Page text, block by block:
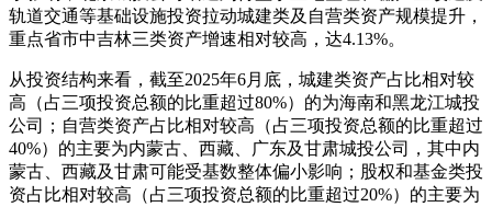
轨道交通等基础设施投资拉动城建类及自营类资产规模提升，
重点省市中吉林三类资产增速相对较高，达4.13%。
从投资结构来看，截至2025年6月底，城建类资产占比相对较
高（占三项投资总额的比重超过80%）的为海南和黑龙江城投
公司；自营类资产占比相对较高（占三项投资总额的比重超过
40%）的主要为内蒙古、西藏、广东及甘肃城投公司，其中内
蒙古、西藏及甘肃可能受基数整体偏小影响；股权和基金类投
资占比相对较高（占三项投资总额的比重超过20%）的主要为